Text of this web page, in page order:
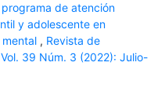
de atención
y adolescente en
, Revista de
39 Núm. 3 (2022): Julio-